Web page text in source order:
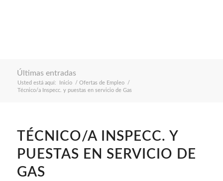
Últimas entradas
Usted está aquí: Inicio / Ofertas de Empleo
/
Técnico/a Inspecc. y puestas en servicio de Gas
TÉCNICO/A INSPECC. Y
PUESTAS EN SERVICIO DE
GAS